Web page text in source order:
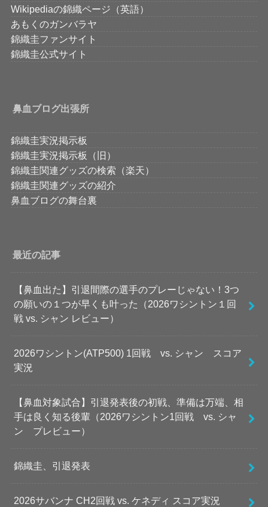
Wikipediaの錦織ページ（英語）
あもくのガンバラヤ
錦織圭ファンサイト
錦織圭公式サイト
鼻血ブログ出張所
錦織圭実況掲示板
錦織圭実況掲示板（旧）
錦織圭関連グッズの検索（楽天）
錦織圭関連グッズの紹介
鼻血ブログの舞台裏
最近の記事
【鼻血出た】引退間際の選手のプレーじゃない！3つ
の願いの１つが早くも叶った（2026ワシントン１回
戦 vs. シャン レビュー）
2026ワシントン(ATP500) 1回戦 vs. シャン スコア
実況
【鼻血対象試合】引退発表後の初戦、準備は万端、相
手は良く知る後輩（2026ワシントン1回戦 vs. シャ
ン プレビュー）
錦織圭、引退発表
2026サバンナ CH2回戦 vs. ケネディ スコア実況